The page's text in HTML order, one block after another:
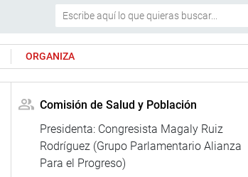
ORGANIZA
Comisión de Salud y Población
Presidenta: Congresista Magaly Ruiz
Rodríguez (Grupo Parlamentario Alianza
Para el Progreso)